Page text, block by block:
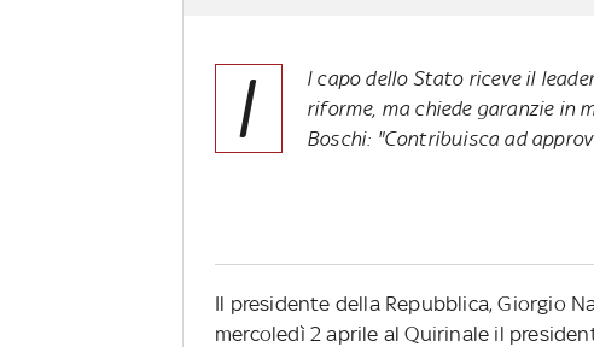
I
l capo dello Stato riceve il
riforme, ma chiede garanzie in
Boschi: "Contribuisca ad
Il presidente della Repubblica, Giorgio
mercoledì 2 aprile al Quirinale il